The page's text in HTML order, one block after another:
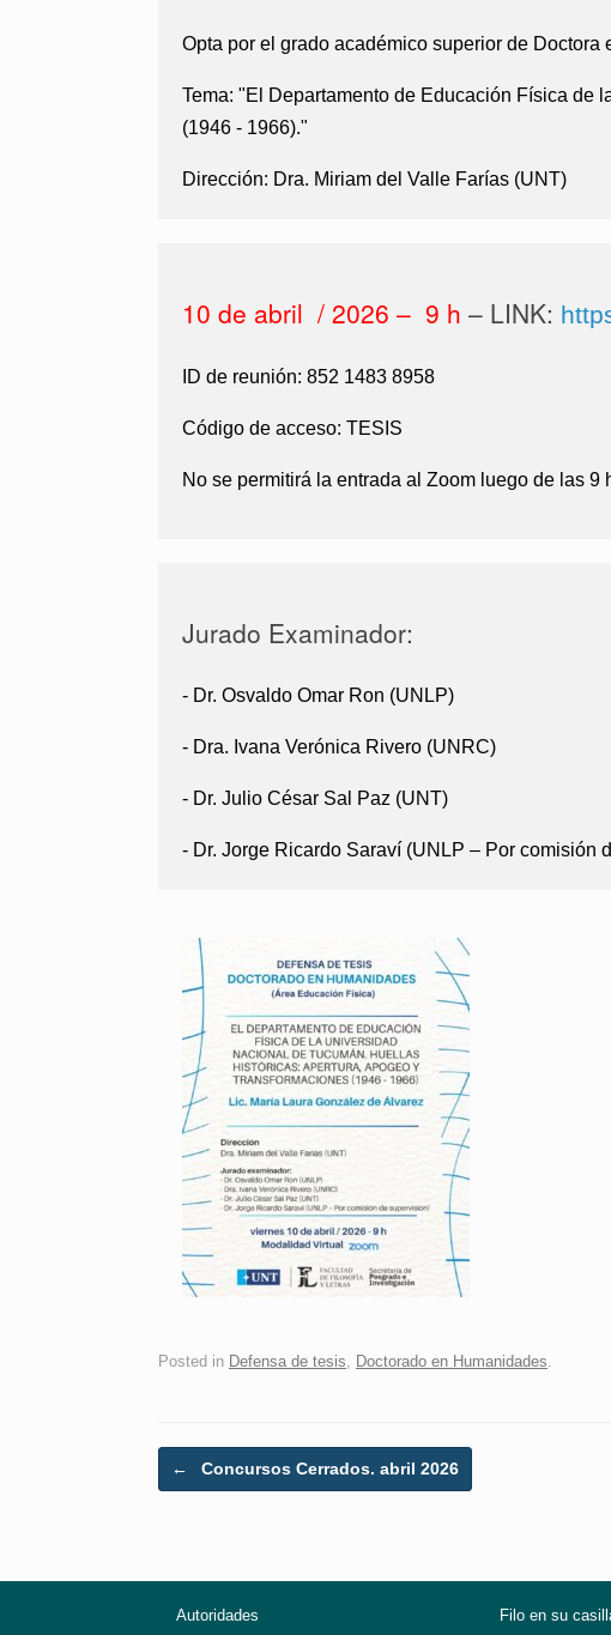
Opta por el grado académico superior de
Tema: "El Departamento de Educación Física de
(1946 - 1966)."
Dirección: Dra. Miriam del Valle Farías (UNT)
10 de abril / 2026 – 9 h – LINK:
ID de reunión: 852 1483 8958
Código de acceso: TESIS
No se permitirá la entrada al Zoom luego de las 9
Jurado Examinador:
- Dr. Osvaldo Omar Ron (UNLP)
- Dra. Ivana Verónica Rivero (UNRC)
- Dr. Julio César Sal Paz (UNT)
- Dr. Jorge Ricardo Saraví (UNLP – Por comisión
Posted in Defensa de tesis, Doctorado en Humanidades.
Post navigation
← Concursos Cerrados. abril 2026
Autoridades Filo en su